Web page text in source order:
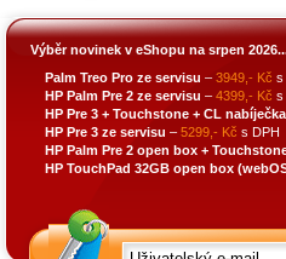
Výběr novinek v eShopu na srpen
Palm Treo Pro ze servisu – 3949,- Kč s
HP Palm Pre 2 ze servisu – 4399,- Kč s
HP Pre 3 + Touchstone + CL nabíječka
HP Pre 3 ze servisu – 5299,- Kč s DPH
HP Palm Pre 2 open box +
HP TouchPad 32GB open box